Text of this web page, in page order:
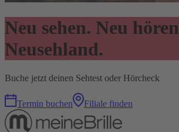
Neu sehen. Neu
Neusehland.
Buche jetzt deinen Sehtest oder Hörcheck
Termin buchen Filiale finden